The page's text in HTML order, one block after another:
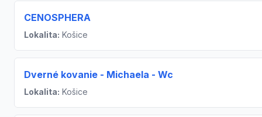
CENOSPHERA
Lokalita: Košice
Dverné kovanie - Michaela - Wc
Lokalita: Košice